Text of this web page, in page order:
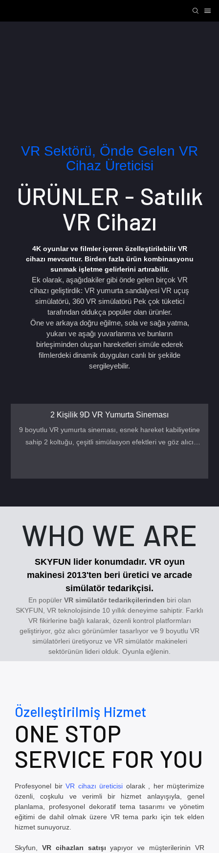
VR Sektörü, Önde Gelen VR
Cihaz Üreticisi
ÜRÜNLER - Satılık
VR Cihazı
4K oyunlar ve filmler içeren özelleştirilebilir VR
cihazı mevcuttur. Birden fazla ürün kombinasyonu
sunmak işletme gelirlerini artırabilir.
Ek olarak, aşağıdakiler gibi önde gelen birçok VR
cihazı geliştirdik: VR yumurta sandalyesi VR uçuş
simülatörü, 360 VR simülatörüPek çok tüketici
tarafından oldukça popüler olan ürünler.
Öne ve arkaya doğru eğilme, sola ve sağa yatma,
yukarı ve aşağı yuvarlanma ve bunların
birleşiminden oluşan hareketleri simüle ederek
filmlerdeki dinamik duyguları canlı bir şekilde
sergileyebilir.
2 Kişilik 9D VR Yumurta Sineması
9 boyutlu VR yumurta sineması, esnek hareket kabiliyetine
sahip 2 koltuğu, çeşitli simülasyon efektleri ve göz alıcı
WHO WE ARE
SKYFUN lider konumdadır. VR oyun
makinesi 2013'ten beri üretici ve arcade
simülatör tedarikçisi.
En popüler VR simülatör tedarikçilerinden biri olan
SKYFUN, VR teknolojisinde 10 yıllık deneyime sahiptir. Farklı
VR fikirlerine bağlı kalarak, özenli kontrol platformları
geliştiriyor, göz alıcı görünümler tasarlıyor ve 9 boyutlu VR
simülatörleri üretiyoruz ve VR simülatör makineleri
sektörünün lideri olduk. Oyunla eğlenin.
Özelleştirilmiş Hizmet
ONE STOP
SERVICE FOR YOU
Profesyonel bir VR cihazı üreticisi olarak
, her müşterimize
özenli, coşkulu ve verimli bir hizmet anlayışıyla, genel
planlama, profesyonel dekoratif tema tasarımı ve yönetim
eğitimi de dahil olmak üzere VR tema parkı için tek elden
hizmet sunuyoruz.
Skyfun, VR cihazları satışı yapıyorve müşterilerinin VR